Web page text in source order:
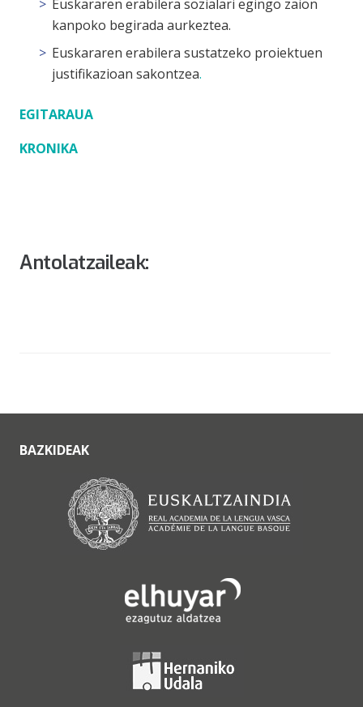
Euskararen erabilera sozialari egingo zaion
kanpoko begirada aurkeztea.
Euskararen erabilera sustatzeko proiektuen
justifikazioan sakontzea.
EGITARAUA
KRONIKA
Antolatzaileak:
BAZKIDEAK